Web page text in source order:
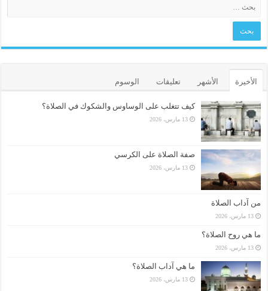
الأخيرة الأشهر تعليقات الوسوم
كيف تتغلب على الوساوس والشكوك في الصلاة؟
13 مارس، 2026
صفة الصلاة على الكرسي
13 مارس، 2026
من آداب الصلاة
13 مارس، 2026
ما هي روح الصلاة؟
13 مارس، 2026
ما هي آداب الصلاة؟
13 مارس، 2026